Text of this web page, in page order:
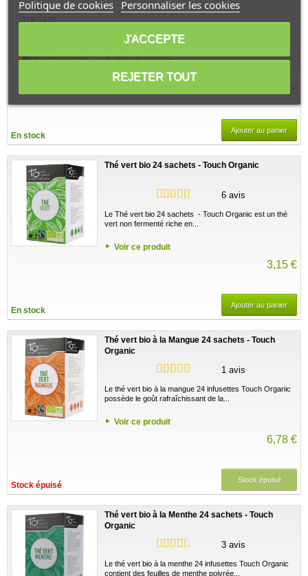
Le THE VERT bio 18 sachets Romon Nature aide
naturellement la vitalité et une action déstressante...
Voir ce produit
4,93 €
En stock
Ajouter au panier
Thé vert bio 24 sachets - Touch Organic
6 avis
Le Thé vert bio 24 sachets - Touch Organic est un thé
vert non fermenté riche en...
Voir ce produit
3,15 €
En stock
Ajouter au panier
Thé vert bio à la Mangue 24 sachets - Touch
Organic
1 avis
Le thé vert bio à la mangue 24 infusettes Touch Organic
possède le goût rafraîchissant de la...
Voir ce produit
6,78 €
Stock épuisé
Stock épuisé
Thé vert bio à la Menthe 24 sachets - Touch
Organic
3 avis
Le thé vert bio à la menthe 24 infusettes Touch Organic
contient des feuilles de menthe poivrée...
Politique de cookies Personnaliser les cookies
REJETER TOUT
J'ACCEPTE